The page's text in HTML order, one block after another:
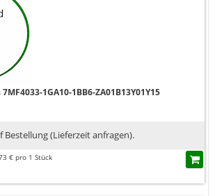
1GA10-1BB6-ZA01B13Y01Y15
Bestellung (Lieferzeit anfragen).
€ pro 1 Stück